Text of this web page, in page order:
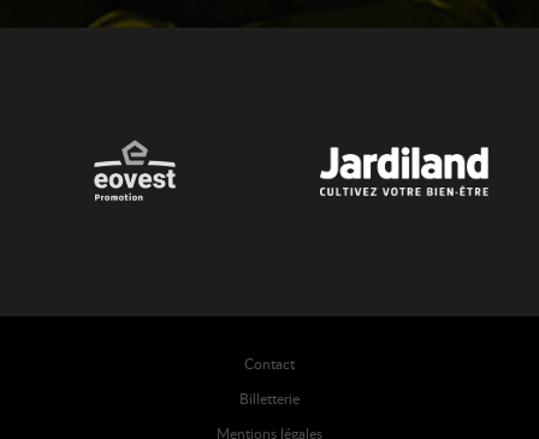
Contact
Billetterie
Mentions légales